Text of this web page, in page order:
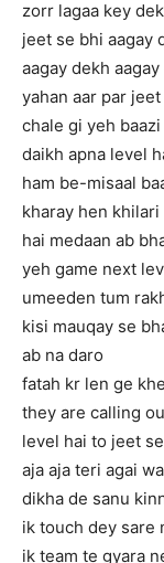
zorr lagaa key
jeet se bhi aagay
aagay dekh
yahan aar par
chale gi yeh
daikh apna level
ham be-misaal
kharay hen khilari
hai medaan ab
yeh game next
umeeden tum
kisi mauqay se
ab na daro
fatah kr len ge
they are calling
level hai to jeet
aja aja teri agai
dikha de sanu
ik touch dey sare
ik team te gyara